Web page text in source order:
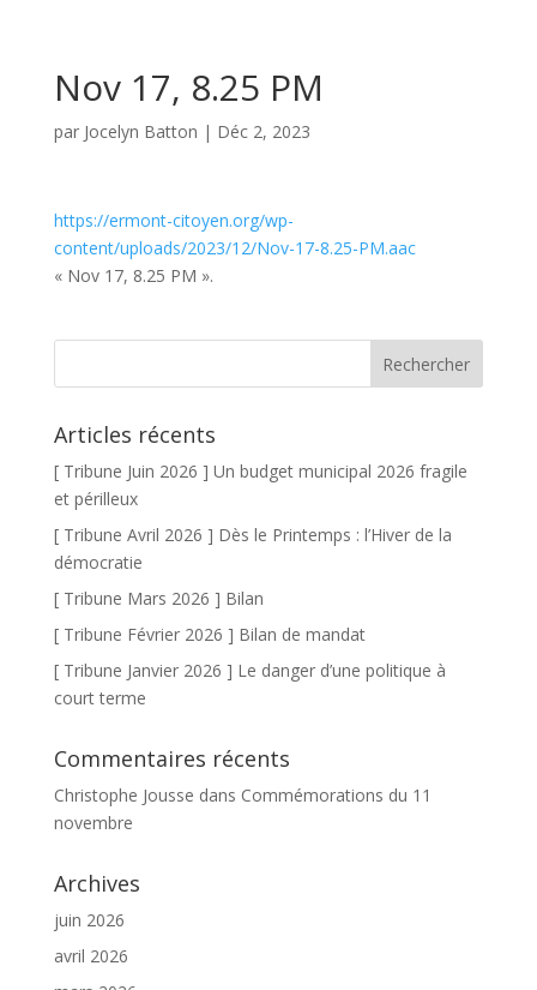
Nov 17, 8.25 PM​
par Jocelyn Batton | Déc 2, 2023
https://ermont-citoyen.org/wp-
content/uploads/2023/12/Nov-17-8.25-PM​.aac
« Nov 17, 8.25 PM​ ».
Articles récents
[ Tribune Juin 2026 ] Un budget municipal 2026 fragile
et périlleux
[ Tribune Avril 2026 ] Dès le Printemps : l’Hiver de la
démocratie
[ Tribune Mars 2026 ] Bilan
[ Tribune Février 2026 ] Bilan de mandat
[ Tribune Janvier 2026 ] Le danger d’une politique à
court terme
Commentaires récents
Christophe Jousse dans Commémorations du 11
novembre
Archives
juin 2026
avril 2026